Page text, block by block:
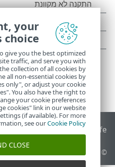
End of Life מאגר הידע של ESET
© 1992 - 2026 ESET, spol. s r.o.‎ - כל הזכויות שמורות.
your
choice
give you the best optimized
traffic, and serve you with
collection of all cookies by
all non-essential cookies by
only", or adjust your cookie
You also have the right to
your cookie preferences
cookies" link in our website
(if available). For more
see ourCookie Policy
CLOSE